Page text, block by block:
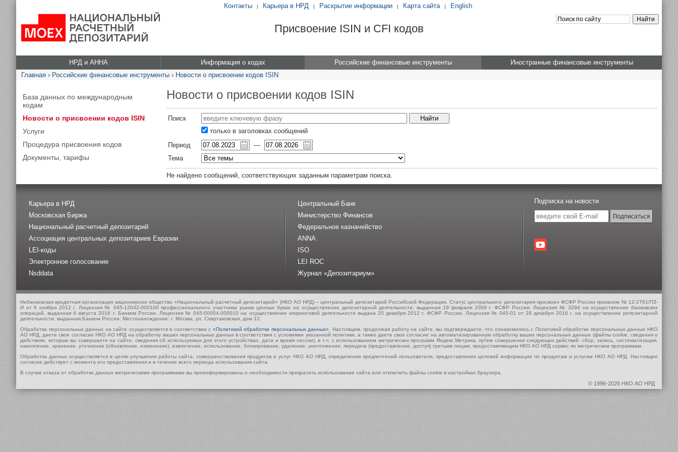
Контакты | Карьера в НРД | Раскрытие информации | Карта сайта | English
Присвоение ISIN и CFI кодов
НРД и АННА Информация о кодах Российские финансовые инструменты
Иностранные финансовые инструменты
Главная › Российские финансовые инструменты › Новости о присвоении кодов ISIN
База данных по международным
кодам
Новости о присвоении кодов ISIN
Услуги
Процедура присвоения кодов
Документы, тарифы
Новости о присвоении кодов ISIN
Поиск
только в заголовках сообщений
Период
—
Тема
Не найдено сообщений, соответствующих заданным параметрам поиска.
Карьера в НРД
Московская Биржа
Национальный расчетный депозитарий
Ассоциация центральных депозитариев Евразии
LEI-коды
Электронное голосование
Nsddata
Центральный Банк
Министерство Финансов
Федеральное казначейство
ANNA
ISO
LEI ROC
Журнал «Депозитариум»
Подписка на новости
Небанковская кредитная организация акционерное общество «Национальный расчетный депозитарий» (НКО АО НРД) – центральный депозитарий Российской Федерации. Статус центрального депозитария присвоен ФСФР России приказом № 12-2761/ПЗ-
И от 6 ноября 2012 г. Лицензия № 045-12042-000100 профессионального участника рынка ценных бумаг на осуществление депозитарной деятельности, выданная 19 февраля 2009 г. ФСФР России. Лицензия № 3294 на осуществление банковских
операций, выданная 4 августа 2016 г. Банком России. Лицензия № 045-00004-000010 на осуществление клиринговой деятельности выдана 20 декабря 2012 г. ФСФР России. Лицензия № 045-01 от 28 декабря 2016 г. на осуществление репозитарной
деятельности, выданная Банком России. Местонахождение: г. Москва, ул. Спартаковская, дом 12.
Обработка персональных данных на сайте осуществляется в соответствии с «Политикой обработки персональных данных»
. Настоящим, продолжая работу на сайте, вы подтверждаете, что ознакомились с Политикой обработки персональных данных НКО
АО НРД, даете свое согласие НКО АО НРД на обработку ваших персональных данных в соответствии с условиями указанной политики, а также даете свое согласие на автоматизированную обработку ваших персональных данных (файлы cookie, сведения о
действиях, которые вы совершаете на сайте, сведения об используемых для этого устройствах, дата и время сессии), в т.ч. с использованием метрических программ Яндекс.Метрика, путем совершения следующих действий: сбор, запись, систематизация,
накопление, хранение, уточнение (обновление, изменение), извлечение, использование, блокирование, удаление, уничтожение, передача (предоставление, доступ) третьим лицам, предоставляющим НКО АО НРД сервис по метрическим программам.
Обработка данных осуществляется в целях улучшения работы сайта, совершенствования продуктов и услуг НКО АО НРД, определения предпочтений пользователя, предоставления целевой информации по продуктам и услугам НКО АО НРД. Настоящее
согласие действует с момента его предоставления и в течение всего периода использования сайта.
В случае отказа от обработки данных метрическими программами вы проинформированы о необходимости прекратить использование сайта или отключить файлы cookie в настройках браузера.
© 1996-2026 НКО АО НРД